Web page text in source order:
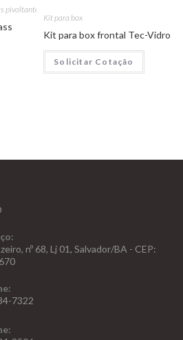
pivoltantes
Kit para box
Kit para box frontal Tec-Vidro
Solicitar Cotação
nº 68, Lj 01, Salvador/BA - CEP:
7322